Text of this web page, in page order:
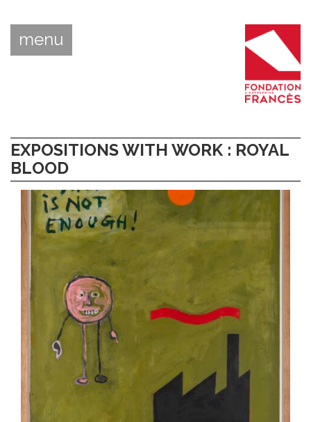
menu
EXPOSITIONS WITH WORK : ROYAL
BLOOD